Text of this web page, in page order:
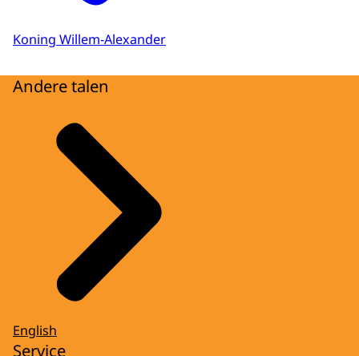
Koning Willem-Alexander
Andere talen
English
Service